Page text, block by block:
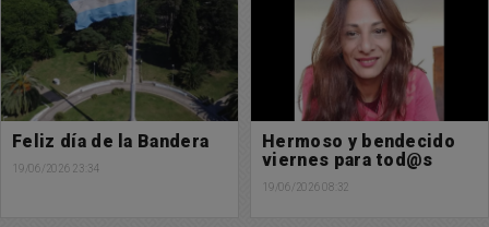
Hermoso y bendecido
viernes para tod@s
Feliz jueves para
tod@s: Les deseamos
una excelente jornada